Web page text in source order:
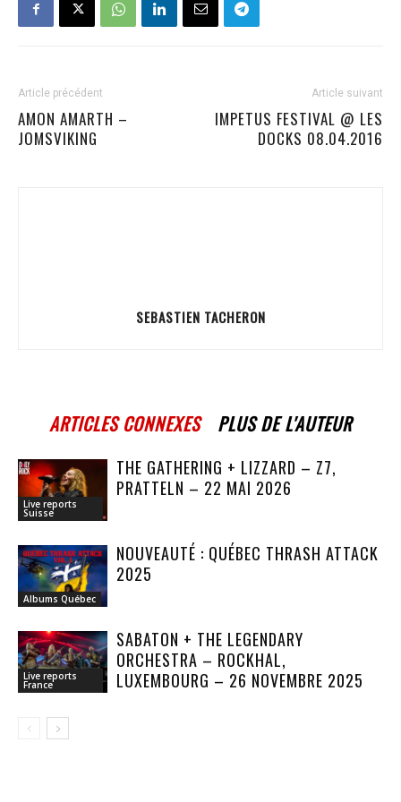
Article précédent
AMON AMARTH –
JOMSVIKING
Article suivant
IMPETUS FESTIVAL @ LES
DOCKS 08.04.2016
SEBASTIEN TACHERON
ARTICLES CONNEXES PLUS DE L'AUTEUR
Live reports
Suisse
THE GATHERING + LIZZARD – Z7,
PRATTELN – 22 MAI 2026
Albums Québec
NOUVEAUTÉ : QUÉBEC THRASH ATTACK
2025
Live reports
France
SABATON + THE LEGENDARY
ORCHESTRA – ROCKHAL,
LUXEMBOURG – 26 NOVEMBRE 2025